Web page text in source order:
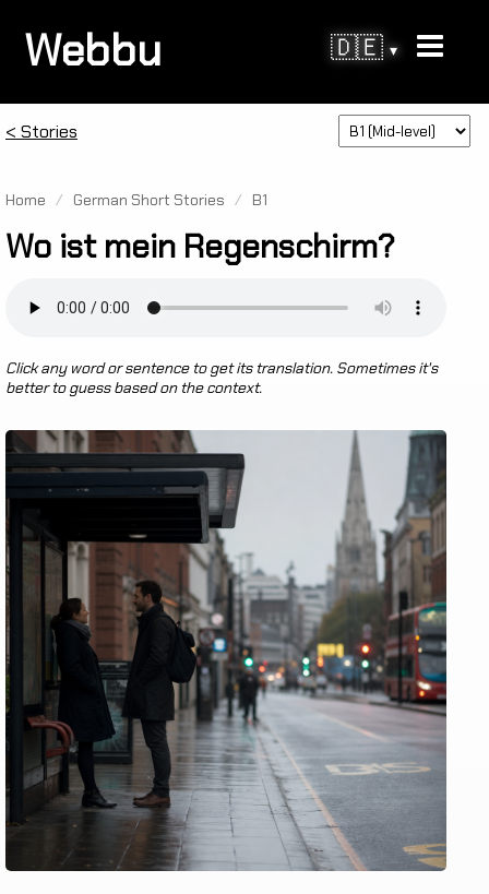
Webbu 🇩🇪▾
< Stories
Home / German Short Stories / B1
Wo ist mein Regenschirm?
Click any word or sentence to get its translation. Sometimes it's
better to guess based on the context.